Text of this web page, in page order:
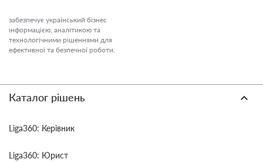
забезпечує український бізнес
інформацією, аналітикою та
технологічними рішеннями для
ефективної та безпечної роботи.
Каталог рішень
Liga360: Керівник
Liga360: Юрист